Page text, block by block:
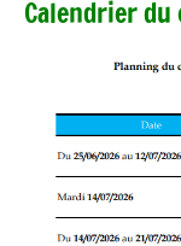
Calendrier du